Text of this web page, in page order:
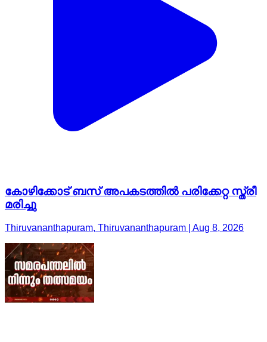
കോഴിക്കോട് ബസ് അപകടത്തിൽ പരിക്കേറ്റ സ്ത്രീ
മരിച്ചു
Thiruvananthapuram, Thiruvananthapuram | Aug 8, 2026